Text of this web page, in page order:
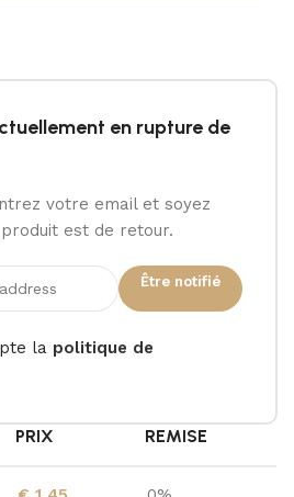
en rupture de
votre email et soyez
est de retour.
Être notifié
la politique de
PRIX REMISE